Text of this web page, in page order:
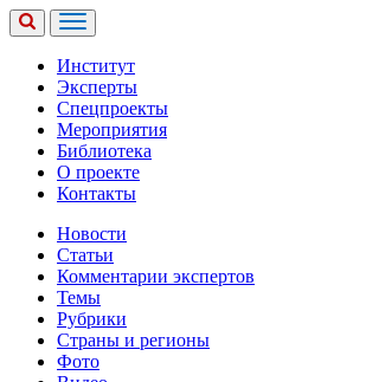
Институт
Эксперты
Спецпроекты
Мероприятия
Библиотека
О проекте
Контакты
Новости
Статьи
Комментарии экспертов
Темы
Рубрики
Страны и регионы
Фото